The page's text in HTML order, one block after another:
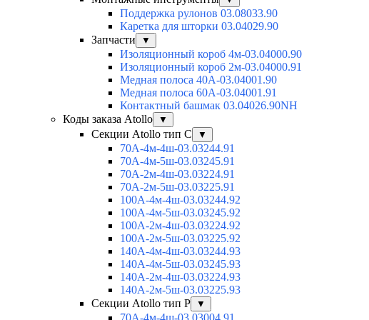
Поддержка рулонов 03.08033.90
Каретка для шторки 03.04029.90
Запчасти
▼
Изоляционный короб 4м-03.04000.90
Изоляционный короб 2м-03.04000.91
Медная полоса 40А-03.04001.90
Медная полоса 60А-03.04001.91
Контактный башмак 03.04026.90NH
Коды заказа Atollo
▼
Секции Atollo тип С ▼
70А-4м-4ш-03.03244.91
70А-4м-5ш-03.03245.91
70А-2м-4ш-03.03224.91
70А-2м-5ш-03.03225.91
100А-4м-4ш-03.03244.92
100А-4м-5ш-03.03245.92
100А-2м-4ш-03.03224.92
100А-2м-5ш-03.03225.92
140А-4м-4ш-03.03244.93
140А-4м-5ш-03.03245.93
140А-2м-4ш-03.03224.93
140А-2м-5ш-03.03225.93
Секции Atollo тип Р
▼